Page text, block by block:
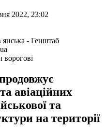
2022, 23:02
ворогові
авіаційних
та
на території